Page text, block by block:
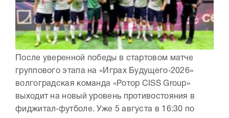
После уверенной победы в стартовом матче
группового этапа на «Играх Будущего‑2026»
волгоградская команда «Ротор CISS Group»
выходит на новый уровень противостояния в
фиджитал‑футболе. Уже 5 августа в 16:30 по